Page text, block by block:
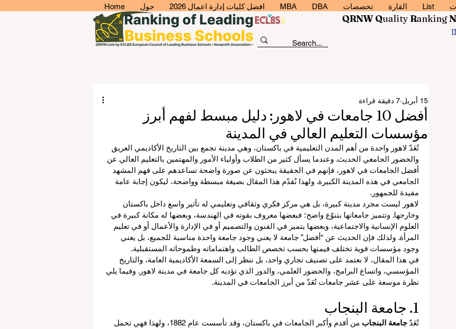
Home حول افضل كليات إدارة اعمال 2026 MBA DBA تخصصات القارة List
QRNW QualityRankingN
أفضل 10 جامعات في لاهور: دليل مبسط لفهم أبرز
مؤسسات التعليم العالي في المدينة
15 أبريل 7 دقيقة قراءة
تُعَدّ لاهور واحدة من أهم المدن التعليمية في باكستان، وهي مدينة تجمع بين التاريخ الأكاديمي العريق
والحضور الجامعي الحديث. وعندما يسأل كثير من الطلاب وأولياء الأمور والمهتمين بالتعليم العالي عن
أفضل الجامعات في لاهور، فإنهم في الحقيقة يبحثون عن صورة واضحة تساعدهم على فهم المشهد
الجامعي في هذه المدينة الكبيرة. ولهذا نُقدّم هذا المقال بصيغة مبسطة وواضحة، ليكون إجابة عامة
مفيدة للجمهور.
لاهور ليست مجرد مدينة كبيرة، بل هي مركز فكري وثقافي وتعليمي له تأثير واسع داخل باكستان
وخارجها. وتتميز جامعاتها بتنوّع واضح؛ فبعضها معروف بقوته في الهندسة، وبعضها له مكانة كبيرة في
العلوم الإنسانية والاجتماعية، وبعضها يتميز في الفنون والتصميم أو في الإدارة والأعمال أو في تعليم
المرأة. ولذلك فإن الحديث عن “أفضل” جامعة لا يعني وجود جامعة واحدة مناسبة للجميع، بل يعني
وجود مؤسسات قوية تختلف قيمتها بحسب تخصص الطالب واهتماماته وطموحاته المستقبلية.
في هذا المقال، لا نعتمد على تصنيف تجاري واحد، بل ننظر إلى السمعة الأكاديمية العامة، والتاريخ
المؤسسي، واتساع البرامج، والحضور العلمي، والدور الذي تؤديه كل جامعة في مدينة لاهور. وفيما يلي
نظرة موسعة على عشر جامعات تُعَدّ من أبرز الجامعات في المدينة.
1. جامعة البنجاب
تُعَدّ جامعة البنجاب
من أقدم وأكبر الجامعات في باكستان، وقد تأسست عام 1882، ولهذا فهي تحمل